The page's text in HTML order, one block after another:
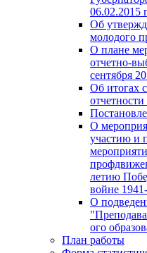
06.02.2015
Об
молодого
О плане
отчетно-
сентября
Об итогах
О
участию и
летию
войне
О
ого
План работы